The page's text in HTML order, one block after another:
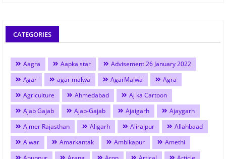
CATEGORIES
Aagra Aapka star
Advisement 26 January 2022
Agar
agar malwa AgarMalwa
Agra
Agriculture
Ahmedabad
Aj ka Cartoon
Ajab Gajab
Ajab-Gajab Ajaigarh
Ajaygarh
Ajmer Rajasthan
Aligarh Alirajpur
Allahbaad
Alwar
Amarkantak Ambikapur
Amethi